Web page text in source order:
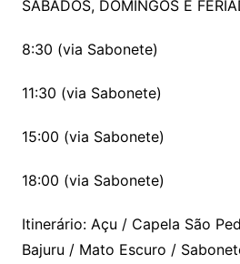
SÁBADOS, DOMINGOS E
8:30 (via Sabonete)
11:30 (via Sabonete)
15:00 (via Sabonete)
18:00 (via Sabonete)
Itinerário: Açu / Capela São
Bajuru / Mato Escuro /